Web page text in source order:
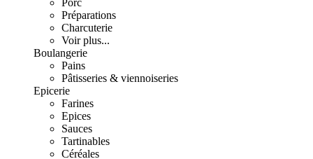
Porc
Préparations
Charcuterie
Voir plus...
Boulangerie
Pains
Pâtisseries & viennoiseries
Epicerie
Farines
Epices
Sauces
Tartinables
Céréales